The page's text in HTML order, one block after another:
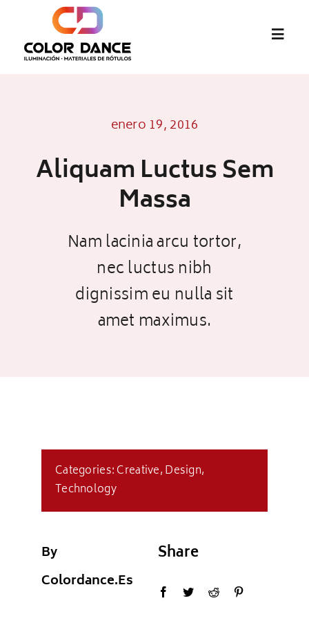
contenido
enero 19, 2016
Aliquam Luctus Sem
Massa
Nam lacinia arcu tortor,
nec luctus nibh
dignissim eu nulla sit
amet maximus.
Categories:Creative,Design,
Technology
By
Colordance.es
Share